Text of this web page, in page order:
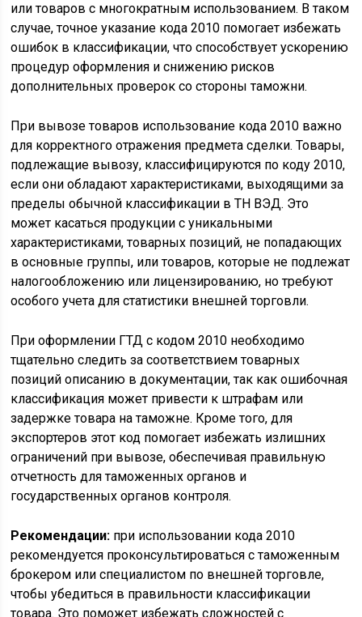
или товаров с многократным использованием. В таком
случае, точное указание кода 2010 помогает избежать
ошибок в классификации, что способствует ускорению
процедур оформления и снижению рисков
дополнительных проверок со стороны таможни.
При вывозе товаров использование кода 2010 важно
для корректного отражения предмета сделки. Товары,
подлежащие вывозу, классифицируются по коду 2010,
если они обладают характеристиками, выходящими за
пределы обычной классификации в ТН ВЭД. Это
может касаться продукции с уникальными
характеристиками, товарных позиций, не попадающих
в основные группы, или товаров, которые не подлежат
налогообложению или лицензированию, но требуют
особого учета для статистики внешней торговли.
При оформлении ГТД с кодом 2010 необходимо
тщательно следить за соответствием товарных
позиций описанию в документации, так как ошибочная
классификация может привести к штрафам или
задержке товара на таможне. Кроме того, для
экспортеров этот код помогает избежать излишних
ограничений при вывозе, обеспечивая правильную
отчетность для таможенных органов и
государственных органов контроля.
Рекомендации: при использовании кода 2010
рекомендуется проконсультироваться с таможенным
брокером или специалистом по внешней торговле,
чтобы убедиться в правильности классификации
товара. Это поможет избежать сложностей с